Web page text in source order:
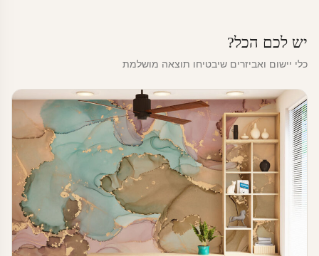
יש לכם הכל?
כלי יישום ואביזרים שיבטיחו תוצאה מושלמת